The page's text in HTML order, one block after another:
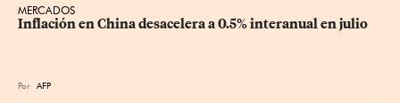
MERCADOS
Inflación en China desacelera a 0.5% interanual en julio
Por AFP